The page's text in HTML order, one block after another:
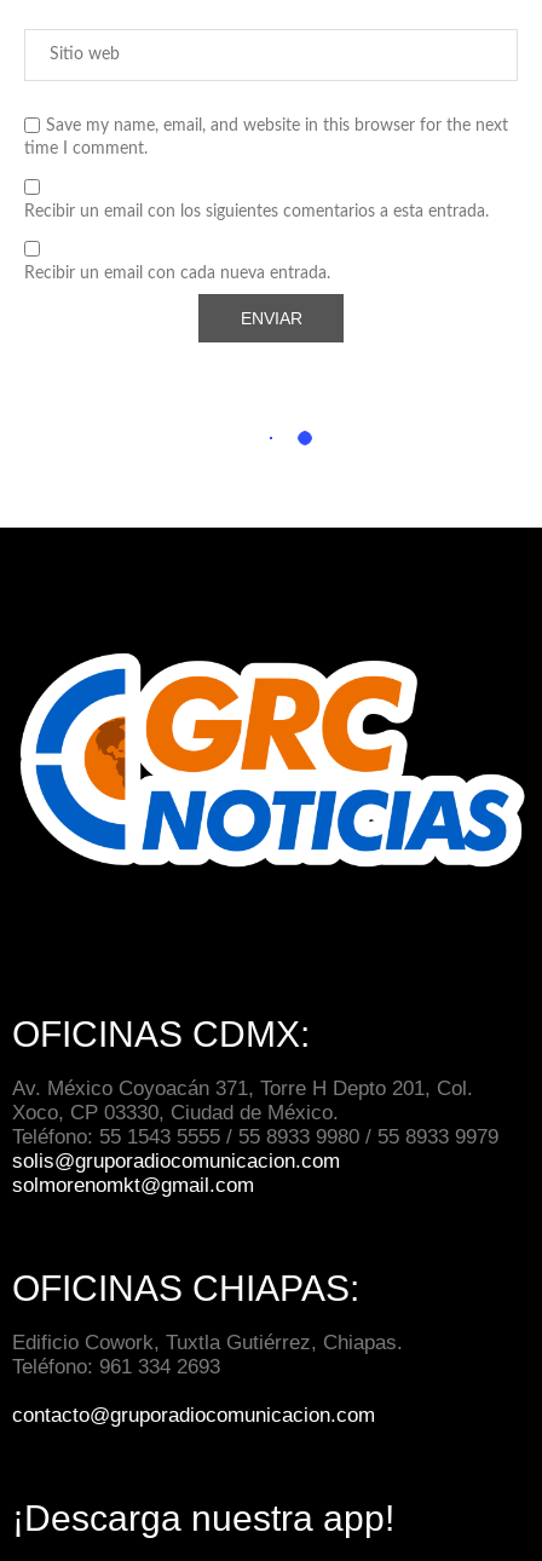
Save my name, email, and website in this browser for the next
time I comment.
Recibir un email con los siguientes comentarios a esta entrada.
Recibir un email con cada nueva entrada.
OFICINAS CDMX:
Av. México Coyoacán 371, Torre H Depto 201, Col.
Xoco, CP 03330, Ciudad de México.
Teléfono: 55 1543 5555 / 55 8933 9980 / 55 8933 9979
solis@gruporadiocomunicacion.com
solmorenomkt@gmail.com
OFICINAS CHIAPAS:
Edificio Cowork, Tuxtla Gutiérrez, Chiapas.
Teléfono: 961 334 2693
contacto@gruporadiocomunicacion.com
¡Descarga nuestra app!